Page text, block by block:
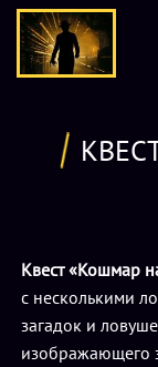
Квест «Кошмар
с несколькими
загадок и
изображающего